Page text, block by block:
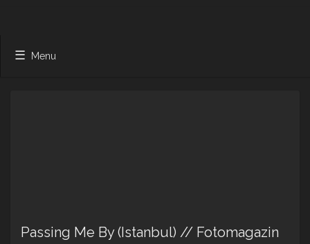
Menu
Passing Me By (Istanbul) // Fotomagazin